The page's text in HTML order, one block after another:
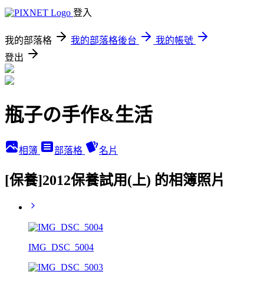
登入
我的部落格 我的部落格後台
我的帳號
登出
瓶子の手作&生活
相簿 部落格 名片
[保養]2012保養試用(上) 的相簿照片
IMG_DSC_5004